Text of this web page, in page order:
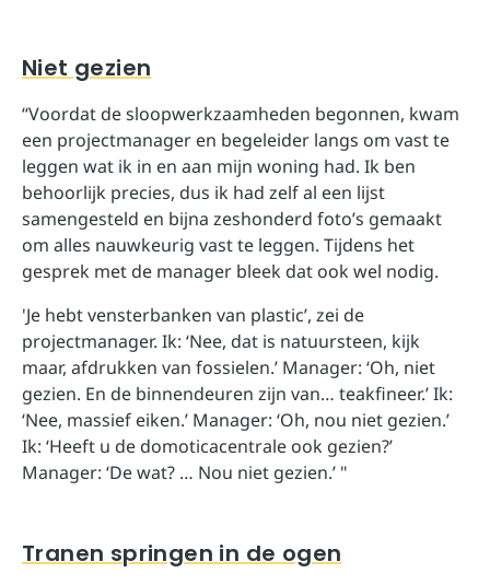
Niet gezien
“Voordat de sloopwerkzaamheden begonnen, kwam
een projectmanager en begeleider langs om vast te
leggen wat ik in en aan mijn woning had. Ik ben
behoorlijk precies, dus ik had zelf al een lijst
samengesteld en bijna zeshonderd foto’s gemaakt
om alles nauwkeurig vast te leggen. Tijdens het
gesprek met de manager bleek dat ook wel nodig.
'Je hebt vensterbanken van plastic’, zei de
projectmanager. Ik: ‘Nee, dat is natuursteen, kijk
maar, afdrukken van fossielen.’ Manager: ‘Oh, niet
gezien. En de binnendeuren zijn van… teakfineer.’ Ik:
‘Nee, massief eiken.’ Manager: ‘Oh, nou niet gezien.’
Ik: ‘Heeft u de domoticacentrale ook gezien?’
Manager: ‘De wat? … Nou niet gezien.’ "
Tranen springen in de ogen